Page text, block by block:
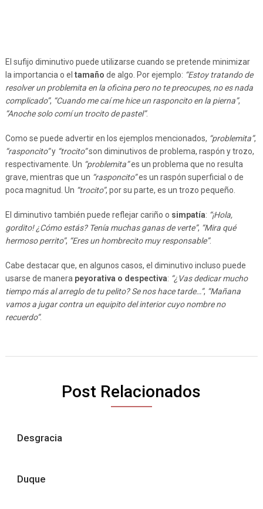
El sufijo diminutivo puede utilizarse cuando se pretende minimizar
la importancia o el tamaño de algo. Por ejemplo: “Estoy tratando de
resolver un problemita en la oficina pero no te preocupes, no es nada
complicado”, “Cuando me caí me hice un rasponcito en la pierna”,
“Anoche solo comí un trocito de pastel”.
Como se puede advertir en los ejemplos mencionados, “problemita”,
“rasponcito”y “trocito”son diminutivos de problema, raspón y trozo,
respectivamente. Un “problemita”es un problema que no resulta
grave, mientras que un “rasponcito”es un raspón superficial o de
poca magnitud. Un “trocito”, por su parte, es un trozo pequeño.
El diminutivo también puede reflejar cariño o simpatía: “¡Hola,
gordito! ¿Cómo estás? Tenía muchas ganas de verte”, “Mira qué
hermoso perrito”, “Eres un hombrecito muy responsable”.
Cabe destacar que, en algunos casos, el diminutivo incluso puede
usarse de manera peyorativa o despectiva: “¿Vas dedicar mucho
tiempo más al arreglo de tu pelito? Se nos hace tarde…”, “Mañana
vamos a jugar contra un equipito del interior cuyo nombre no
recuerdo”.
Post Relacionados
Desgracia
Duque